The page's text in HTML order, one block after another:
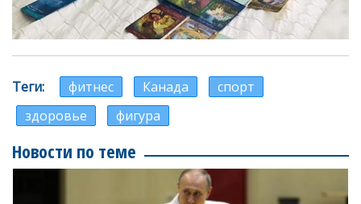
Теги фитнес Канада
спорт
здоровье
фигура
Новости по теме